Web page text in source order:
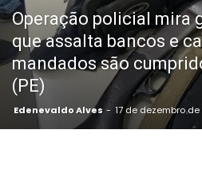
Operação policial mira
que assalta bancos e
mandados são
(PE)
Edenevaldo Alves - 17 de dezembro